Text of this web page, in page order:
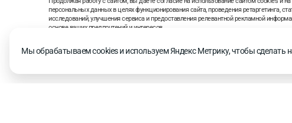
персональных данных в целях функционирования сайта, проведения ретаргетинга,
исследований, улучшения сервиса и предоставления релевантной рекламной
основе ваших предпочтений и интересов.
рекомендательных технологий
Мы обрабатываем cookies и используем Яндекс Метрику, чтобы сделать